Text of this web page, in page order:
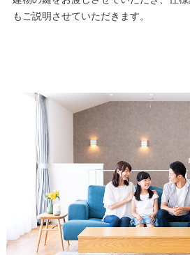
もご説明させていただきます。